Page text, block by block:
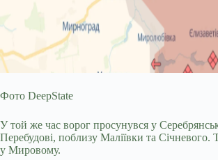
Фото DeepState
У той же час ворог просунувся у
Перебудові, поблизу Маліївки та Січневого.
у Мировому.